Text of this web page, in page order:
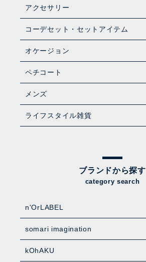
アクセサリー
コーデセット・セットアイテム
オケージョン
ペチコート
メンズ
ライフスタイル雑貨
ブランドから探す
category search
n'OrLABEL
somari imagination
kOhAKU